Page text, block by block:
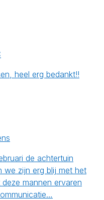
heel erg bedankt!!
de achtertuin
we zijn erg blij met het
mannen ervaren